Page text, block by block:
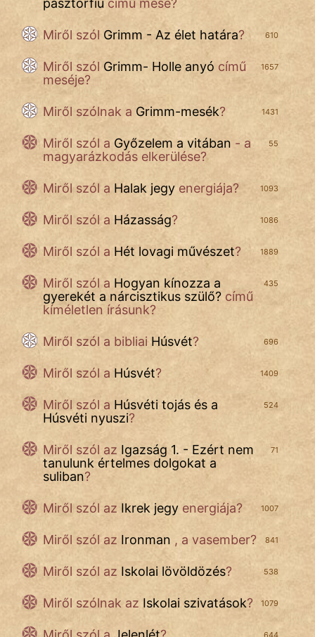
pásztorfiú című mese?
610
Miről szól Grimm - Az élet határa?
1657
Miről szól Grimm- Holle anyó című
meséje?
1431
Miről szólnak a Grimm-mesék?
55
Miről szól a Győzelem a vitában - a
magyarázkodás elkerülése?
1093
Miről szól a Halak jegy energiája?
1086
Miről szól a Házasság?
1889
Miről szól a Hét lovagi művészet?
435
Miről szól a Hogyan kínozza a
gyerekét a nárcisztikus szülő? című
kíméletlen írásunk?
696
Miről szól a bibliaiHúsvét?
1409
Miről szól a Húsvét?
524
Miről szól a Húsvéti tojás és a
Húsvéti nyuszi?
71
Miről szól az Igazság 1. - Ezért nem
tanulunk értelmes dolgokat a
suliban?
1007
Miről szól az Ikrek jegy energiája?
841
Miről szól az Ironman , a vasember?
538
Miről szól az Iskolai lövöldözés?
1079
Miről szólnak az Iskolai szivatások?
644